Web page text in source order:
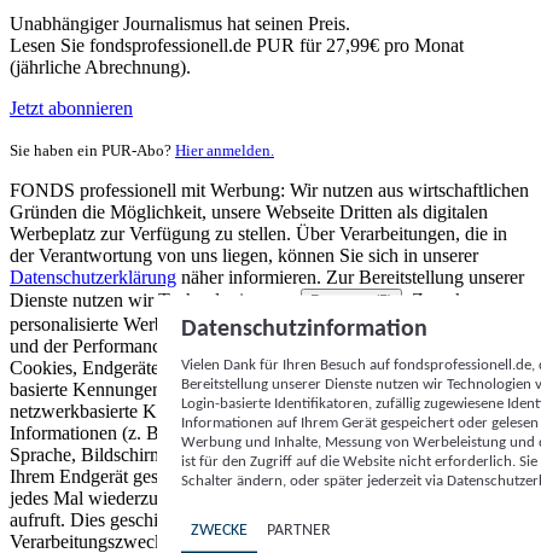
Unabhängiger Journalismus hat seinen Preis.
Lesen Sie fondsprofessionell.de PUR für 27,99€ pro Monat
(jährliche Abrechnung).
Jetzt abonnieren
Sie haben ein PUR-Abo? Hier anmelden.
FONDS professionell mit Werbung: Wir nutzen aus wirtschaftlichen
Gründen die Möglichkeit, unsere Webseite Dritten als digitalen
Werbeplatz zur Verfügung zu stellen. Über Verarbeitungen, die in
der Verantwortung von uns liegen, können Sie sich in unserer
Datenschutzerklärung näher informieren. Zur Bereitstellung unserer
Dienste nutzen wir Technologien von
Partnern (5)
. Zwecke:
personalisierte Werbung und Inhalte, Messung von Werbeleistung
und der Performance von Inhalten sowie Zielgruppenforschung.
Cookies, Endgeräte- oder ähnliche Online-Kennungen (z. B. login-
basierte Kennungen, zufällig generierte Kennungen,
netzwerkbasierte Kennungen) können zusammen mit anderen
Informationen (z. B. Browsertyp und Browserinformationen,
Sprache, Bildschirmgröße, unterstützte Technologien usw.) auf
Ihrem Endgerät gespeichert oder von dort ausgelesen werden, um es
jedes Mal wiederzuerkennen, wenn es eine App oder einer Webseite
aufruft. Dies geschieht für einen oder mehrere der hier aufgeführten
Verarbeitungszwecke.
Datenschutzinformation
Vielen Dank für Ihren Besuch auf
Bereitstellung unserer Dienste nutzen wir Technologien
Login-basierte Identifikatoren, zufällig zugewiesene
Informationen auf Ihrem Gerät gespeichert oder
Werbung und Inhalte, Messung von Werbeleistung
ist für den Zugriff auf die Website nicht erforderlich.
Schalter ändern, oder später jederzeit via
ZWECKE PARTNER